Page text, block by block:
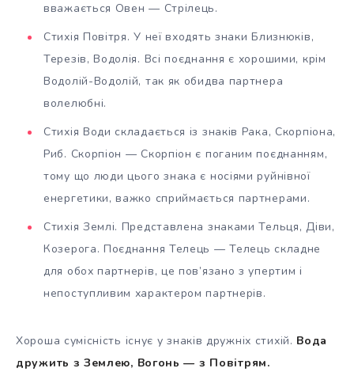
вважається Овен — Стрілець.
Стихія Повітря. У неї входять знаки Близнюків,
Терезів, Водолія. Всі поєднання є хорошими, крім
Водолій-Водолій, так як обидва партнера
волелюбні.
Стихія Води складається із знаків Рака, Скорпіона,
Риб. Скорпіон — Скорпіон є поганим поєднанням,
тому що люди цього знака є носіями руйнівної
енергетики, важко сприймається партнерами.
Стихія Землі. Представлена знаками Тельця, Діви,
Козерога. Поєднання Телець — Телець складне
для обох партнерів, це пов’язано з упертим і
непоступливим характером партнерів.
Хороша сумісність існує у знаків дружніх стихій. Вода
дружить з Землею, Вогонь — з Повітрям.